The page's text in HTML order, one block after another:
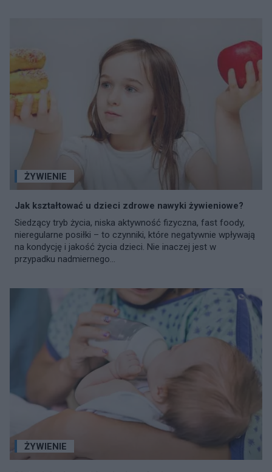
ŻYWIENIE
Jak kształtować u dzieci zdrowe nawyki żywieniowe?
Siedzący tryb życia, niska aktywność fizyczna, fast foody,
nieregularne posiłki – to czynniki, które negatywnie wpływają
na kondycję i jakość życia dzieci. Nie inaczej jest w
przypadku nadmiernego...
ŻYWIENIE